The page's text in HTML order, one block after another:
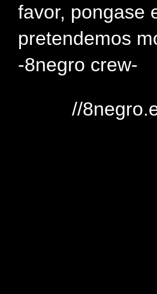
favor, pongase
pretendemos
-8negro crew-
//